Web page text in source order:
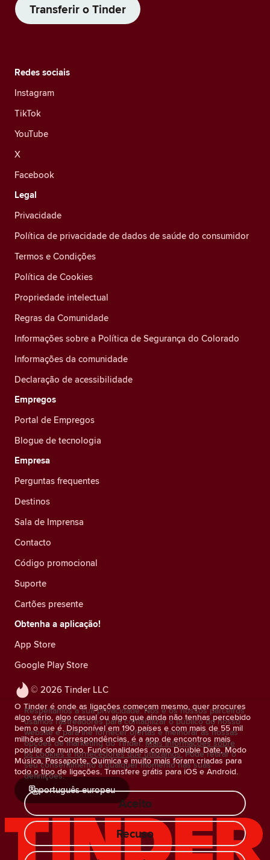
Transferir o Tinder
© 2026 Tinder LLC
O Tinder é onde as ligações começam mesmo, quer procures
algo sério, algo casual ou algo que ainda não tenhas percebido
bem o que é. Disponível em 190 países e com mais de 55 mil
milhões de Correspondências, é a app de encontros mais
popular do mundo. Funcionalidades como Double Date, Modo
Música, Passaporte, Química e muito mais foram criadas para
todo o tipo de ligações. Transfere grátis para iOS e Android.
português europeu
Redes sociais
Instagram
TikTok
YouTube
X
Facebook
Legal
Privacidade
Política de privacidade de dados de saúde do consumidor
Termos e Condições
Política de Cookies
Propriedade intelectual
Regras da Comunidade
Informações sobre a Política de Segurança do Colorado
Informações da comunidade
Declaração de acessibilidade
Empregos
Portal de Empregos
Blogue de tecnologia
Empresa
Perguntas frequentes
Destinos
Sala de Imprensa
Contacto
Código promocional
Suporte
Cartões presente
Obtenha a aplicação!
App Store
Google Play Store
Respeitamos a sua privacidade. Nós e os nossos parceiros
usamos rastreadores para contabilizar o público do nosso
website e para lhe fornecer ofertas e melhorar as nossas
opções de marketing do Tinder. Mais informações sobre
os cookies e fornecedores que utilizamos. Pode retirar o
seu consentimento a qualquer momento nas suas
definições.
Aceito
Recuso